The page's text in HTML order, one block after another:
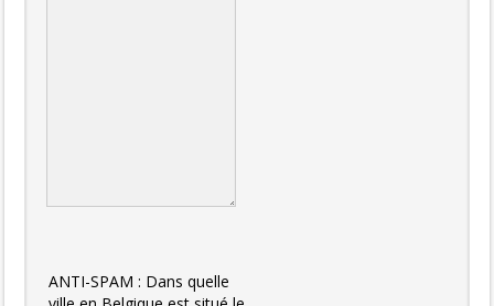
ANTI-SPAM : Dans quelle